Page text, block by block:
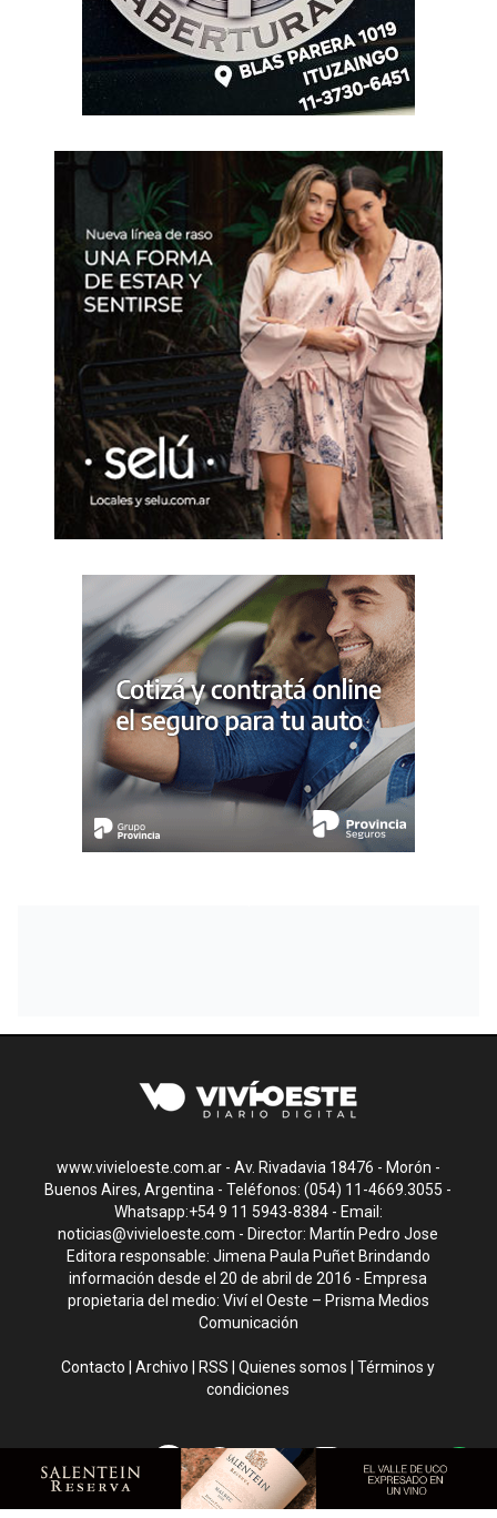
www.vivieloeste.com.ar - Av. Rivadavia 18476 - Morón -
Buenos Aires, Argentina - Teléfonos: (054) 11-4669.3055 -
Whatsapp:+54 9 11 5943-8384 - Email:
noticias@vivieloeste.com - Director: Martín Pedro Jose
Editora responsable: Jimena Paula Puñet Brindando
información desde el 20 de abril de 2016 - Empresa
propietaria del medio: Viví el Oeste – Prisma Medios
Comunicación
Contacto |Archivo RSS |Quienes somos |Términos y
condiciones